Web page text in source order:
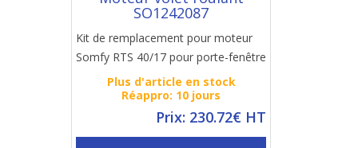
SO1242087
Kit de remplacement pour moteur
Somfy RTS 40/17 pour porte-fenêtre
Plus d'article en stock
Réappro: 10 jours
Prix: 230.72€ HT